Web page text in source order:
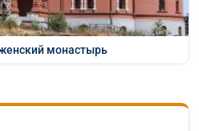
монастырь